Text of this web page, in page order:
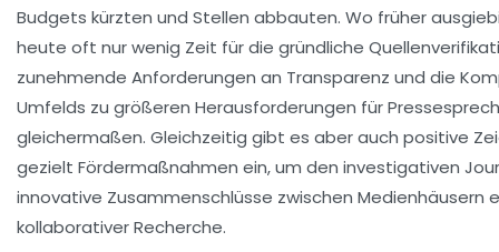
Budgets kürzten und Stellen abbauten. Wo früher
heute oft nur wenig Zeit für die gründliche
zunehmende Anforderungen an Transparenz und die
Umfelds zu größeren Herausforderungen für
gleichermaßen. Gleichzeitig gibt es aber auch positive
gezielt Fördermaßnahmen ein, um den investigativen
innovative Zusammenschlüsse zwischen Medienhäusern
kollaborativer Recherche.